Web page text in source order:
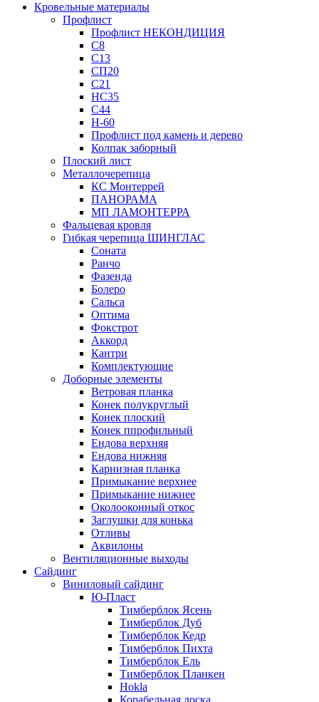
Кровельные материалы
Профлист
Профлист НЕКОНДИЦИЯ
С8
С13
СП20
С21
НС35
С44
Н-60
Профлист под камень и дерево
Колпак заборный
Плоский лист
Металлочерепица
КС Монтеррей
ПАНОРАМА
МП ЛАМОНТЕРРА
Фальцевая кровля
Гибкая черепица ШИНГЛАС
Соната
Ранчо
Фазенда
Болеро
Сальса
Оптима
Фокстрот
Аккорд
Кантри
Комплектующие
Доборные элементы
Ветровая планка
Конек полукруглый
Конек плоский
Конек ппрофильный
Ендова верхняя
Ендова нижняя
Карнизная планка
Примыкание верхнее
Примыкание нижнее
Околооконный откос
Заглушки для конька
Отливы
Аквилоны
Вентиляционные выходы
Сайдинг
Виниловый сайдинг
Ю-Пласт
Тимберблок Ясень
Тимберблок Дуб
Тимберблок Кедр
Тимберблок Пихта
Тимберблок Ель
Тимберблок Планкен
Hokla
Корабельная доска